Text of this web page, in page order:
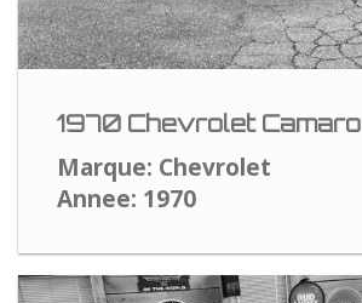
1970 Chevrolet Camaro
Marque: Chevrolet
Annee: 1970